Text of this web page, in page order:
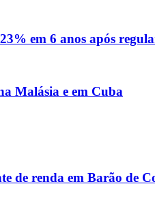
em 6 anos após
Malásia e em Cuba
de renda em Barão de